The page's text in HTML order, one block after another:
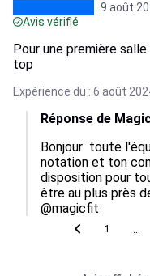
9 août
Avis vérifié
Pour une première
top
Expérience du : 6 août
Réponse de
Bonjour  toute
notation et ton
disposition pour
être au plus près
@magicfit
1